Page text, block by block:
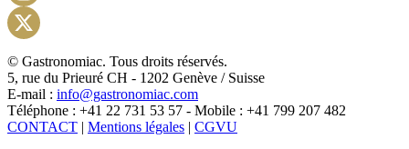
X
© Gastronomiac. Tous droits réservés.
5, rue du Prieuré CH - 1202 Genève / Suisse
E-mail : info@gastronomiac.com
Téléphone : +41 22 731 53 57 - Mobile : +41 799 207 482
CONTACT | Mentions légales | CGVU